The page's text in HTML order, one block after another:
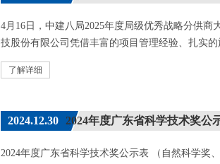
4月16日，中建八局2025年度局级优秀战略分供
技股份有限公司凭借丰富的项目管理经验、扎实
了解详细
2024.12.30 2024年度广东省科学技术奖公示表（
2024年度广东省科学技术奖公示表 （自然科学奖